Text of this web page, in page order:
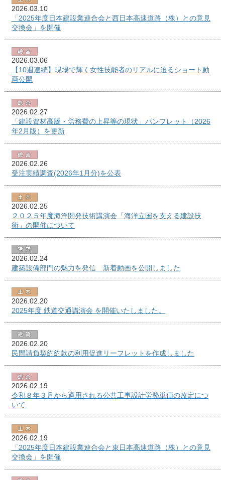
2026.03.10
「2025年度日本建設業連合会と西日本高速道路（株）との意見
交換会」を開催
2026.03.06
【10週連続】現場で輝く女性技能者のリアルに迫るショート動
画公開
2026.02.27
「建設資材高騰・労務費の上昇等の現状」パンフレット（2026
年2月版）を更新
2026.02.26
受注実績調査(2026年1月分)を公表
2026.02.25
２０２５年度海洋開発技術講演会「海洋立国を支える建設技
術」の開催について
2026.02.24
建築設備部門の魅力を発信 新着動画を公開しました
2026.02.20
2025年度 鉄道交通講演会 を開催いたしました。
2026.02.20
民間請負契約約款の利用促進リーフレットを作成しました
2026.02.19
令和８年３月から適用される公共工事設計労務単価の改定につ
いて
2026.02.19
「2025年度日本建設業連合会と東日本高速道路（株）との意見
交換会」を開催